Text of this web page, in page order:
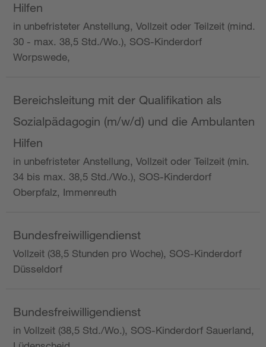
Hilfen
in unbefristeter Anstellung, Vollzeit oder Teilzeit (mind.
30 - max. 38,5 Std./Wo.), SOS-Kinderdorf
Worpswede,
Bereichsleitung mit der Qualifikation als
Sozialpädagogin (m/w/d) und die Ambulanten
Hilfen
in unbefristeter Anstellung, Vollzeit oder Teilzeit (min.
34 bis max. 38,5 Std./Wo.), SOS-Kinderdorf
Oberpfalz, Immenreuth
Bundesfreiwilligendienst
Vollzeit (38,5 Stunden pro Woche), SOS-Kinderdorf
Düsseldorf
Bundesfreiwilligendienst
in Vollzeit (38,5 Std./Wo.), SOS-Kinderdorf Sauerland,